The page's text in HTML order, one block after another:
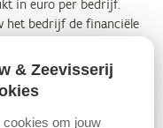
in euro per bedrijf.
het bedrijf de financiële
aantal familiale
verhaal. Het maakt een
persoon een inkomen
in het geval van
& Zeevisserij
om jouw